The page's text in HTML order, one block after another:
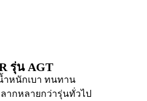
รุ่น AGT
หนักเบา ทนทาน
ากหลายกว่ารุ่นทั่วไป